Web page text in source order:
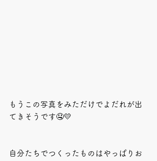
もうこの写真をみただけでよだれが出
てきそうです🤤💛
自分たちでつくったものはやっぱりお